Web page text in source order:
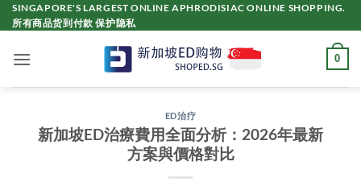
Skip
to
SINGAPORE'S LARGEST ONLINE APHRODISIAC ONLINE SHOPPING.
所有商品货到付款 保护隐私
0
ED治疗
新加坡ED治療費用全面分析：2026年最新
方案與價格對比